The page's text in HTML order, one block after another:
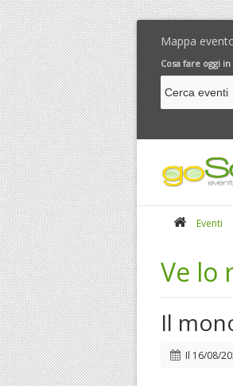
Mappa
Cosa fare oggi in
Eventi
Ve lo
Il
Il 16/08/